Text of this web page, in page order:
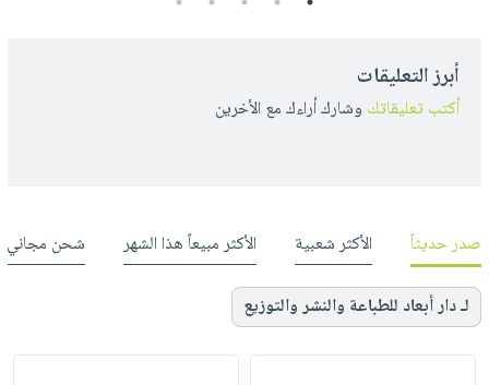
أبرز التعليقات
أكتب تعليقاتك وشارك أراءك مع الأخرين
صدر حديثاً الأكثر شعبية الأكثر مبيعاً هذا الشهر شحن مجاني
لـ دار أبعاد للطباعة والنشر والتوزيع